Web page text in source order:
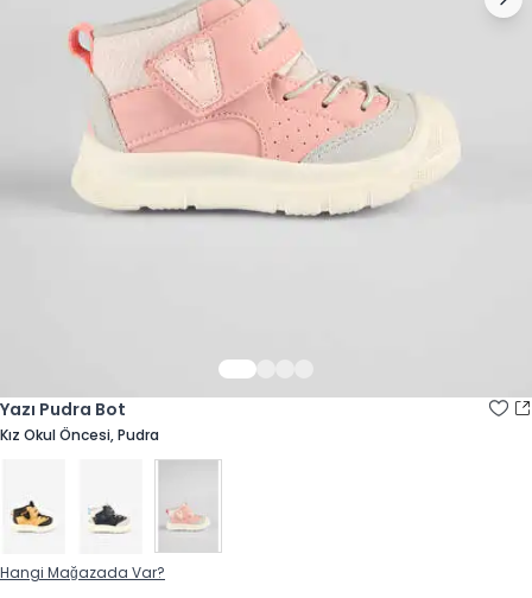
Yazı Pudra Bot
Kız Okul Öncesi, Pudra
Hangi Mağazada Var?